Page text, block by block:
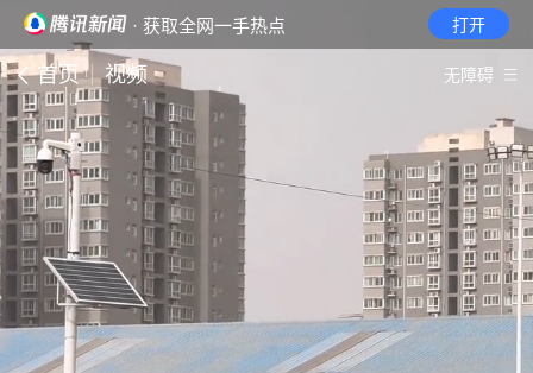
· 获取全网一手热点 打开
首页 视频 无障碍